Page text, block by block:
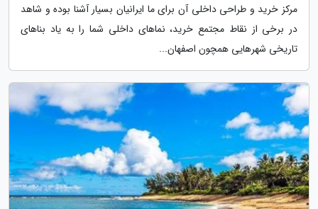
مرکز خرید و طراحی داخلی آن برای ما ایرانیان بسیار آشنا بوده و شاهد
در برخی از نقاط مجتمع خرید، نماهای داخلی شما را به یاد بناهای
تاریخی شهرهایی همچون اصفهان...